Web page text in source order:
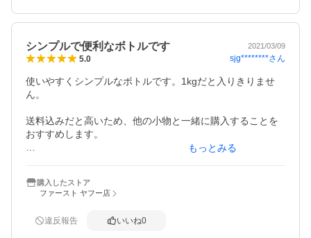
シンプルで便利なボトルです 2021/03/09
5.0 sjg********さん
使いやすくシンプルなボトルです。1kgだと入りきりませ
ん。
送料込みだと高いため、他の小物と一緒に購入することを
おすすめします。
もっとみる
購入したストア
ファースト ヤフー店
違反報告 いいね0